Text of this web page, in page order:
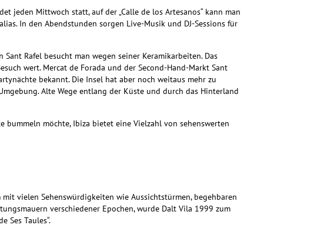
Mittwoch statt, auf der „Calle de los Artesanos“ kann man
In den Abendstunden sorgen Live-Musik und DJ-Sessions für
Rafel besucht man wegen seiner Keramikarbeiten. Das
wert. Mercat de Forada und der Second-Hand-Markt Sant
bekannt. Die Insel hat aber noch weitaus mehr zu
Alte Wege entlang der Küste und durch das Hinterland
bummeln möchte, Ibiza bietet eine Vielzahl von sehenswerten
vielen Sehenswürdigkeiten wie Aussichtstürmen, begehbaren
verschiedener Epochen, wurde Dalt Vila 1999 zum
Ses Taules“.